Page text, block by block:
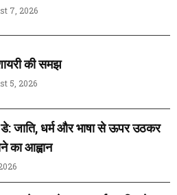
7, 2026
की समझ
5, 2026
जाति, धर्म और भाषा से ऊपर उठकर
का आह्वान